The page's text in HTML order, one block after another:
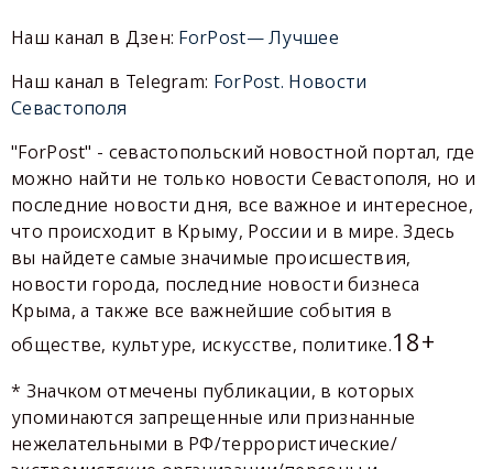
Наш канал в Дзен: ForPost— Лучшее
Наш канал в Telegram: ForPost. Новости
Севастополя
"ForPost" - севастопольский новостной портал, где
можно найти не только новости Севастополя, но и
последние новости дня, все важное и интересное,
что происходит в Крыму, России и в мире. Здесь
вы найдете самые значимые происшествия,
новости города, последние новости бизнеса
Крыма, а также все важнейшие события в
обществе, культуре, искусстве, политике.18+
* Значком отмечены публикации, в которых
упоминаются запрещенные или признанные
нежелательными в РФ/террористические/